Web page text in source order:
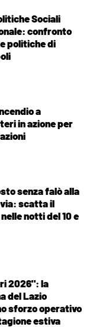
Sociali
confronto
politiche di
a
in azione per
senza falò alla
scatta il
notti del 10 e
2026": la
del Lazio
sforzo operativo
estiva